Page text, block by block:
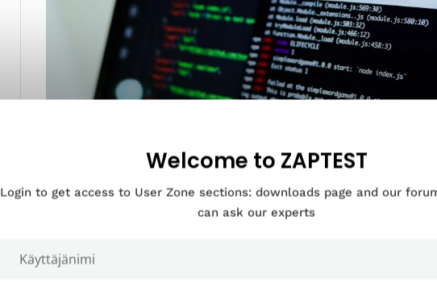
Welcome to ZAPTEST
Login to get access to User Zone sections: downloads page and our
can ask our experts